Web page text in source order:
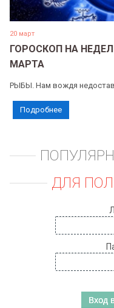
20 март
ГОРОСКОП НА
МАРТА
РЫБЫ. Нам вождя
Подробнее
ДЛЯ